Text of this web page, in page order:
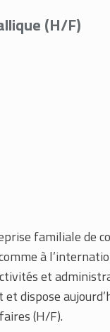
(H/F)
familiale de
à
et
dispose
(H/F).